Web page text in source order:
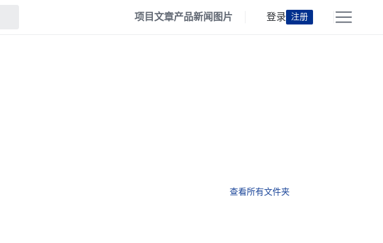
项目文章产品新闻 图片 登录 注册
查看所有文件夹